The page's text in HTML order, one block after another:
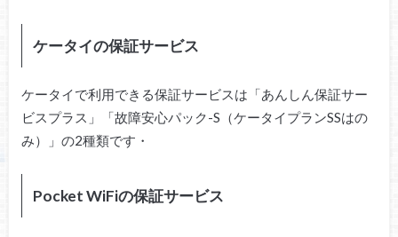
ケータイの保証サービス
ケータイで利用できる保証サービスは「あんしん保証サー
ビスプラス」「故障安心パック-S（ケータイプランSSはの
み）」の2種類です・
Pocket WiFiの保証サービス